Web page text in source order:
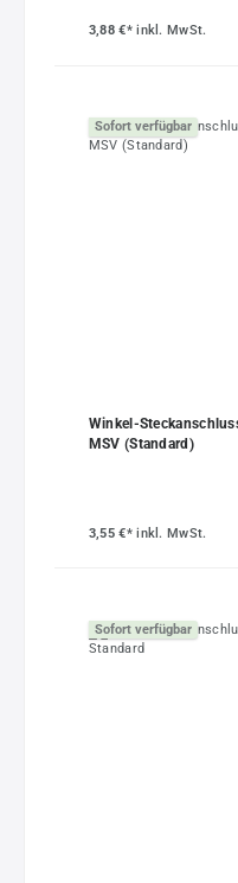
3,88 €*inkl. MwSt.
Sofort verfügbar
Winkel-
MSV (Standard)
3,55 €*inkl. MwSt.
Sofort verfügbar